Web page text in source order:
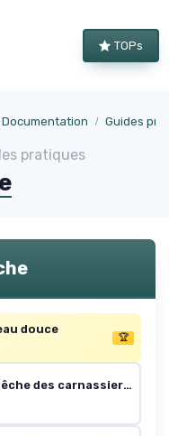
TOPs
Guides
pratiques
douce
🏆
Les leurres pour la pêche des carnassiers: Encyclopédie complète et guide pratique d'utilisation